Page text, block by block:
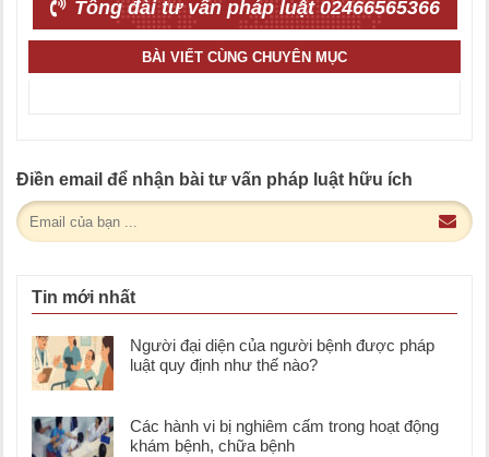
Tổng đài tư vấn pháp luật 02466565366
BÀI VIẾT CÙNG CHUYÊN MỤC
Điền email để nhận bài tư vấn pháp luật hữu ích
Tin mới nhất
Người đại diện của người bệnh được pháp
luật quy định như thế nào?
Các hành vi bị nghiêm cấm trong hoạt động
khám bệnh, chữa bệnh